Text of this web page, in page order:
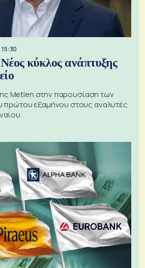
κύκλος ανάπτυξης
Metlen στην παρουσίαση των
πρώτου εξαμήνου στους αναλυτές